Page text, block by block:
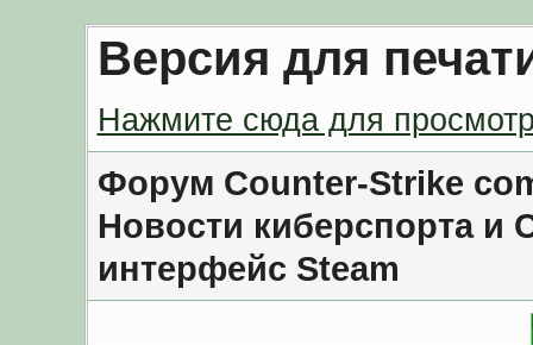
Версия для
Нажмите сюда для
Форум Counter-Strike
Новости киберспорта и
интерфейс Steam